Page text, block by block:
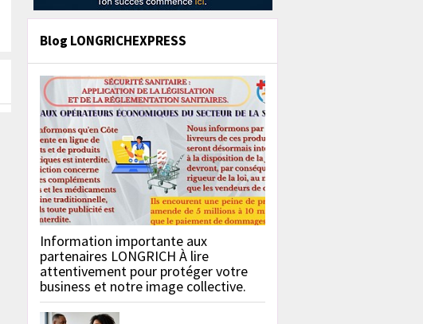
Blog LONGRICHEXPRESS
Information importante aux
partenaires LONGRICH À lire
attentivement pour protéger votre
business et notre image collective.